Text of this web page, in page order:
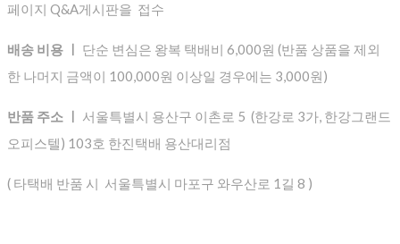
페이지 Q&A게시판을 접수
배송 비용 ㅣ
단순 변심은 왕복 택배비 6,000원 (반품 상품을 제외
한 나머지 금액이 100,000원 이상일 경우에는 3,000원)
반품 주소 ㅣ 서울특별시 용산구 이촌로 5 (한강로 3가, 한강그랜드
오피스텔) 103호 한진택배 용산대리점
( 타택배 반품 시 서울특별시 마포구 와우산로 1길 8 )